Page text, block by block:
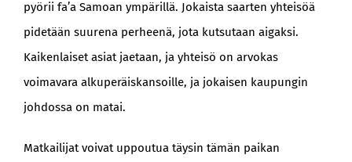
pyörii fa’a Samoan ympärillä. Jokaista saarten yhteisöä
pidetään suurena perheenä, jota kutsutaan aigaksi.
Kaikenlaiset asiat jaetaan, ja yhteisö on arvokas
voimavara alkuperäiskansoille, ja jokaisen kaupungin
johdossa on matai.
Matkailijat voivat uppoutua täysin tämän paikan